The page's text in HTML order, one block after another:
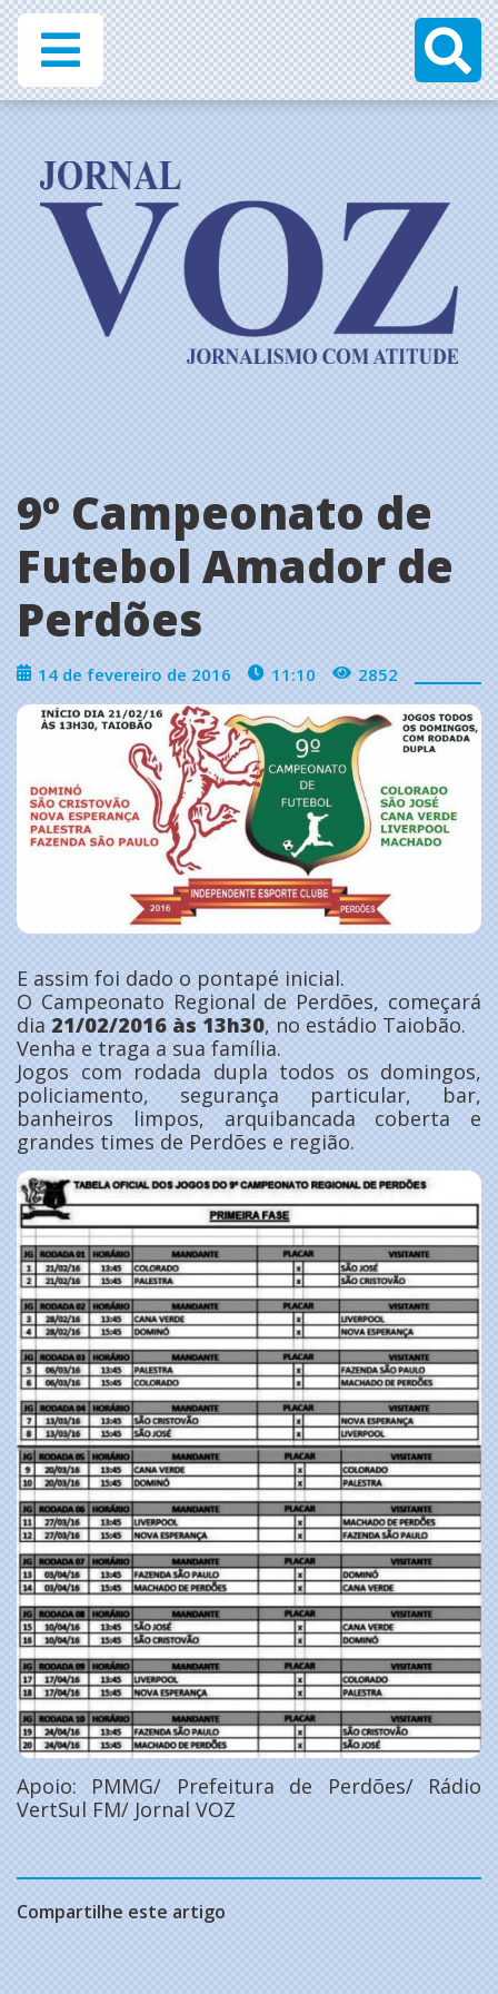
9º Campeonato de
Futebol Amador de
Perdões
14 de fevereiro de 2016 11:10 2852
E assim foi dado o pontapé inicial.
O Campeonato Regional de Perdões, começará
dia 21/02/2016 às 13h30, no estádio Taiobão.
Venha e traga a sua família.
Jogos com rodada dupla todos os domingos,
policiamento, segurança particular, bar,
banheiros limpos, arquibancada coberta e
grandes times de Perdões e região.
Apoio: PMMG/ Prefeitura de Perdões/ Rádio
VertSul FM/ Jornal VOZ
Compartilhe este artigo